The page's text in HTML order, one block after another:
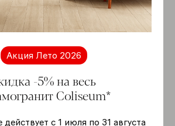
Акция Лето 2026
-5% на весь
Coliseum*
с 1 июля по 31 августа